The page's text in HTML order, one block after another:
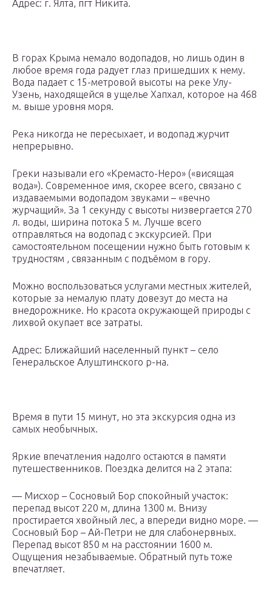
Адрес: г. Ялта, пгт Никита.
В горах Крыма немало водопадов, но лишь один в
любое время года радует глаз пришедших к нему.
Вода падает с 15-метровой высоты на реке Улу-
Узень, находящейся в ущелье Хапхал, которое на 468
м. выше уровня моря.
Река никогда не пересыхает, и водопад журчит
непрерывно.
Греки называли его «Кремасто-Неро» («висящая
вода»). Современное имя, скорее всего, связано с
издаваемыми водопадом звуками – «вечно
журчащий». За 1 секунду с высоты низвергается 270
л. воды, ширина потока 5 м. Лучше всего
отправляться на водопад с экскурсией. При
самостоятельном посещении нужно быть готовым к
трудностям , связанным с подъёмом в гору.
Можно воспользоваться услугами местных жителей,
которые за немалую плату довезут до места на
внедорожнике. Но красота окружающей природы с
лихвой окупает все затраты.
Адрес: Ближайший населенный пункт – село
Генеральское Алуштинского р-на.
Время в пути 15 минут, но эта экскурсия одна из
самых необычных.
Яркие впечатления надолго остаются в памяти
путешественников. Поездка делится на 2 этапа:
— Мисхор – Сосновый Бор спокойный участок:
перепад высот 220 м, длина 1300 м. Внизу
простирается хвойный лес, а впереди видно море. —
Сосновый Бор – Ай-Петри не для слабонервных.
Перепад высот 850 м на расстоянии 1600 м.
Ощущения незабываемые. Обратный путь тоже
впечатляет.